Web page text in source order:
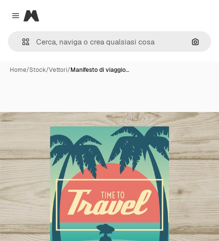
Close menu
Magnific
Cerca
Home/Stock/Vettori/Manifesto di viaggio…